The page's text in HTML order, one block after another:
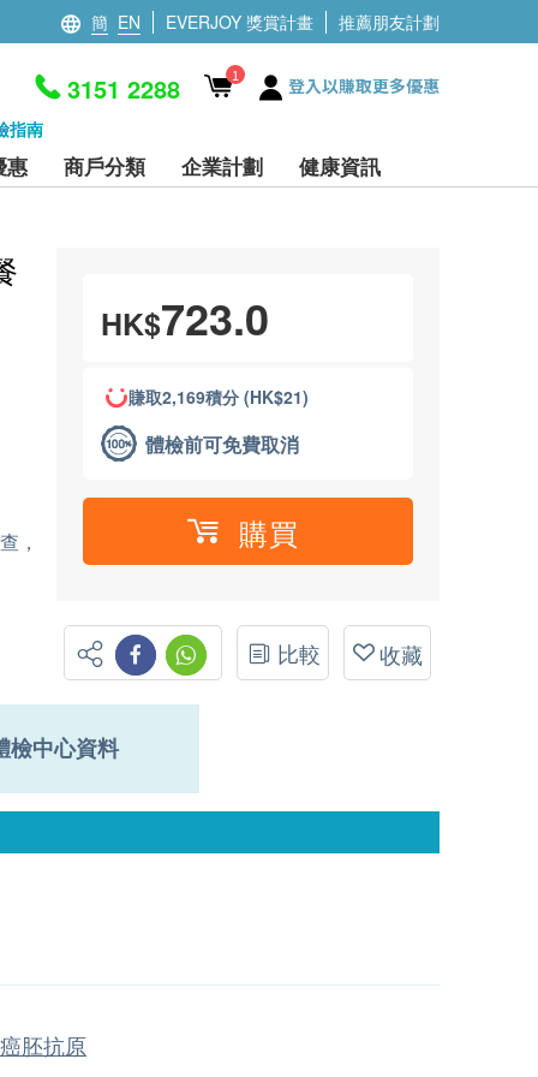
簡 EN EVERJOY 獎賞計畫 推薦朋友計劃
指南
3151 2288 1 登入以賺取更多優惠
惠 商戶分類 企業計劃 健康資訊
，
HK$723.0
賺取2,169積分 (HK$21)
體檢前可免費取消
購買
比較 收藏
檢中心資料
癌胚抗原